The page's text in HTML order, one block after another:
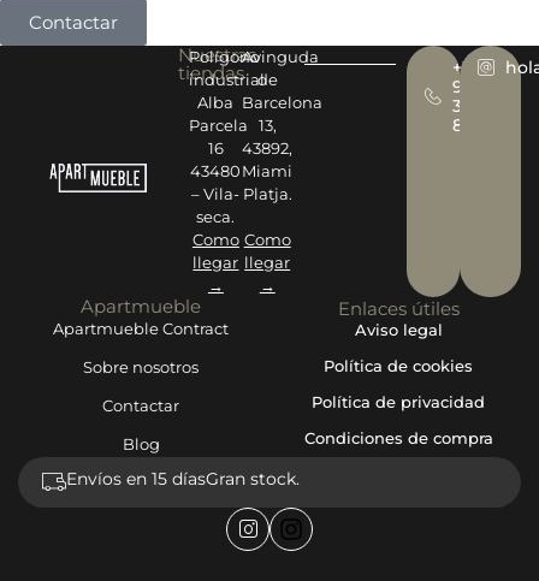
Contactar
Nuestras
tiendas
Polígono
industrial
Alba
Parcela
16
43480
– Vila-
seca.
Como
llegar
→
Avinguda
de
Barcelona
13,
43892,
Miami
Platja.
Como
llegar
→
+34
977
393
878
Apartmueble
Apartmueble Contract
Sobre nosotros
Contactar
Blog
Enlaces útiles
Aviso legal
Política de cookies
Política de privacidad
Condiciones de compra
Envíos en 15 díasGran stock.